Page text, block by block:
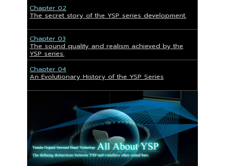
Chapter 02
The secret story of the YSP series development.
Chapter 03
The sound quality and realism achieved by the
YSP series.
Chapter 04
An Evolutionary History of the YSP Series